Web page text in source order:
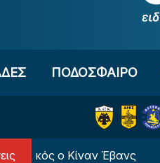
ΠΟΔΟΣΦΑΙΡΟ
ο Κίναν Έβανς